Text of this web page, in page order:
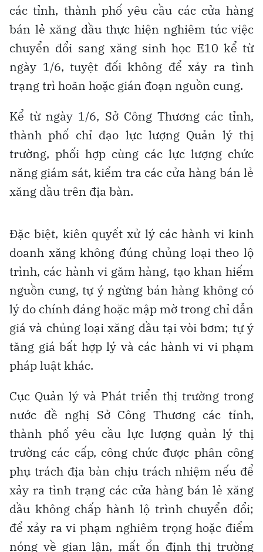
các tỉnh, thành phố yêu cầu các cửa hàng
bán lẻ xăng dầu thực hiện nghiêm túc việc
chuyển đổi sang xăng sinh học E10 kể từ
ngày 1/6, tuyệt đối không để xảy ra tình
trạng trì hoãn hoặc gián đoạn nguồn cung.
Kể từ ngày 1/6, Sở Công Thương các tỉnh,
thành phố chỉ đạo lực lượng Quản lý thị
trường, phối hợp cùng các lực lượng chức
năng giám sát, kiểm tra các cửa hàng bán lẻ
xăng dầu trên địa bàn.
Đặc biệt, kiên quyết xử lý các hành vi kinh
doanh xăng không đúng chủng loại theo lộ
trình, các hành vi găm hàng, tạo khan hiếm
nguồn cung, tự ý ngừng bán hàng không có
lý do chính đáng hoặc mập mờ trong chỉ dẫn
giá và chủng loại xăng dầu tại vòi bơm; tự ý
tăng giá bất hợp lý và các hành vi vi phạm
pháp luật khác.
Cục Quản lý và Phát triển thị trường trong
nước đề nghị Sở Công Thương các tỉnh,
thành phố yêu cầu lực lượng quản lý thị
trường các cấp, công chức được phân công
phụ trách địa bàn chịu trách nhiệm nếu để
xảy ra tình trạng các cửa hàng bán lẻ xăng
dầu không chấp hành lộ trình chuyển đổi;
để xảy ra vi phạm nghiêm trọng hoặc điểm
nóng về gian lận, mất ổn định thị trường